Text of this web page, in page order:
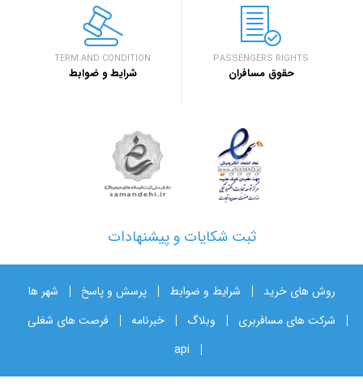
TERM AND CONDITION
شرایط و ضوابط
PASSENGERS RIGHTS
حقوق مسافران
ثبت شکایات و پیشنهادات
روش های خرید شرایط و ضوابط پرسش و پاسخ
شهر ها
شرکت های مسافربری
وبلاگ خبرنامه
فرصت های شغلی
api